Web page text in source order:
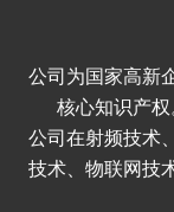
公司为国家高新
核心知识产权
公司在射频技术
技术、物联网技